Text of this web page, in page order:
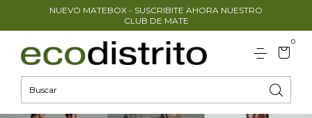
NUEVO MATEBOX - SUSCRIBITE AHORA NUESTRO
CLUB DE MATE
0